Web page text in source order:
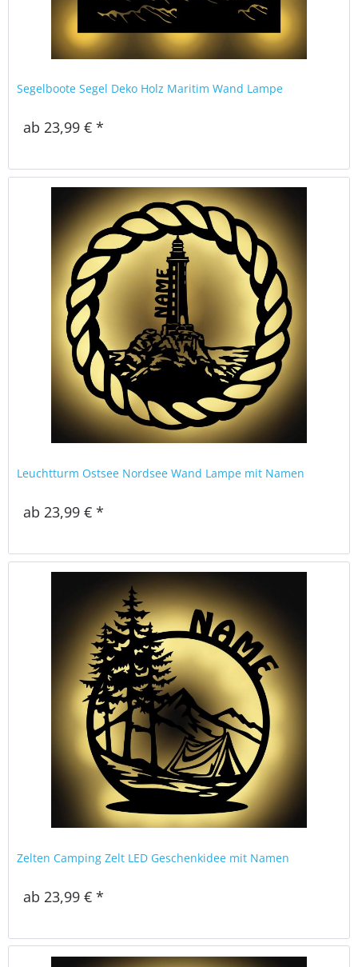
Segelboote Segel Deko Holz Maritim Wand Lampe
ab 23,99 € *
Leuchtturm Ostsee Nordsee Wand Lampe mit Namen
ab 23,99 € *
Zelten Camping Zelt LED Geschenkidee mit Namen
ab 23,99 € *